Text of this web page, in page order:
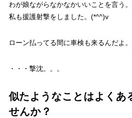
わが娘ながらなかなかいいことを言う
私も援護射撃をしました。(*^^)v
ローン払ってる間に車検も来るんだよ。
・・・撃沈。。。
似たようなことはよくあ
せんか？